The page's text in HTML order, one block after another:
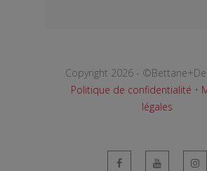
Copyright 2026 -
Politique de confidentialité •
légales